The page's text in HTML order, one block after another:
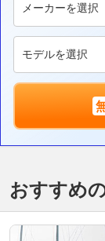
おすすめ